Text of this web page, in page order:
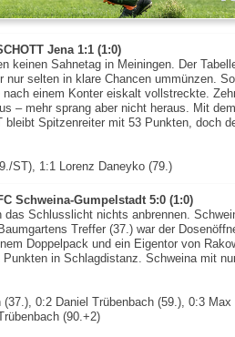
Jena 1:1 (1:0)
keinen Sahnetag in Meiningen. Der
nur selten in klare Chancen ummünzen.
nach einem Konter eiskalt vollstreckte.
– mehr sprang aber nicht heraus. Mit
bleibt Spitzenreiter mit 53 Punkten, doch
ST), 1:1 Lorenz Daneyko (79.)
Schweina-Gumpelstadt 5:0 (1:0)
das Schlusslicht nichts anbrennen.
Treffer (37.) war der
Doppelpack und ein Eigentor von
in Schlagdistanz. Schweina mit
0:2 Daniel Trübenbach (59.), 0:3
(90.+2)